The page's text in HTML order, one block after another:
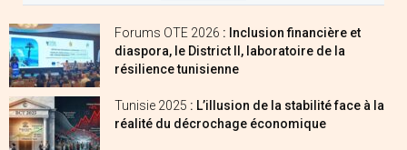
Forums OTE 2026 : Inclusion financière et
diaspora, le District II, laboratoire de la
résilience tunisienne
Tunisie 2025 : L’illusion de la stabilité face à la
réalité du décrochage économique